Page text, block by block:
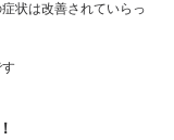
状は改善されていらっ